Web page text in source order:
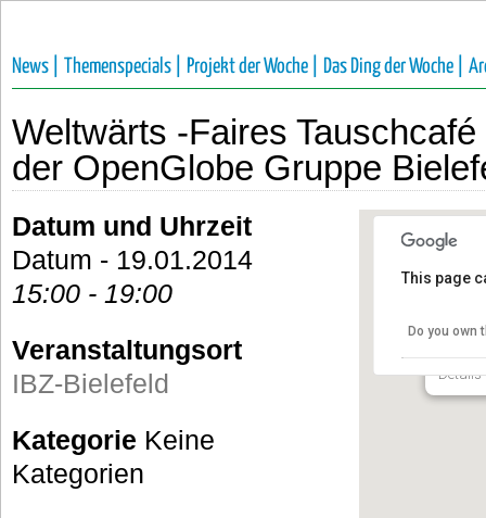
News | Themenspecials | Projekt der Woche | Das Ding der Woche |
Weltwärts -Faires
der OpenGlobe Gruppe
Details
This page
Do you own
Datum und Uhrzeit
Datum - 19.01.2014
15:00 - 19:00
Veranstaltungsort
IBZ-Bielefeld
Kategorie Keine
Kategorien